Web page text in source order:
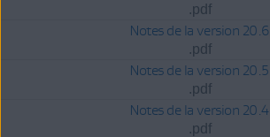
.pdf
Notes de la version 20.6
.pdf
Notes de la version 20.5
.pdf
Notes de la version 20.4
.pdf